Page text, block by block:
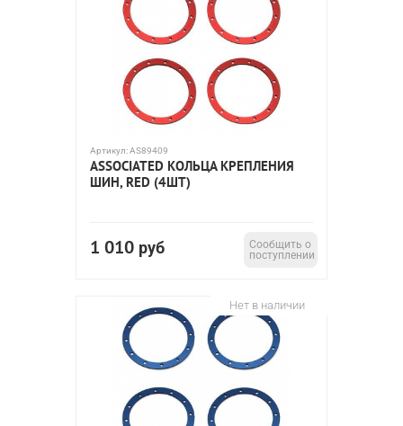
Артикул:AS89409
ASSOCIATED КОЛЬЦА КРЕПЛЕНИЯ
ШИН, RED (4ШТ)
1 010 руб
Сообщить о
поступлении
Нет в наличии